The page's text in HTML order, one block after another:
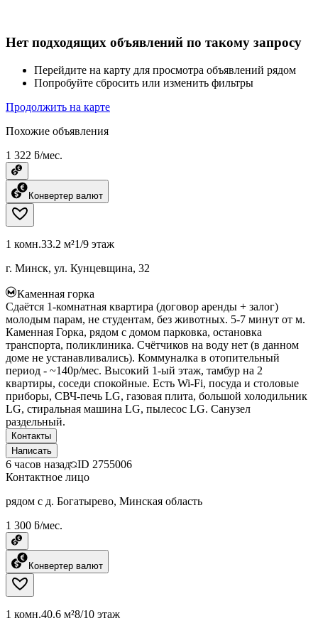
Нет подходящих объявлений по такому запросу
Перейдите на карту для просмотра объявлений рядом
Попробуйте сбросить или изменить фильтры
Продолжить на карте
Похожие объявления
1 322 ƃ/мес.
Конвертер валют
1 комн.33.2 м²1/9 этаж
г. Минск, ул. Кунцевщина, 32
Каменная горка
Сдаётся 1-комнатная квартира (договор аренды + залог)
молодым парам, не студентам, без животных. 5-7 минут от м.
Каменная Горка, рядом с домом парковка, остановка
транспорта, поликлиника. Счётчиков на воду нет (в данном
доме не устанавливались). Коммуналка в отопительный
период - ~140р/мес. Высокий 1-ый этаж, тамбур на 2
квартиры, соседи спокойные. Есть Wi-Fi, посуда и столовые
приборы, СВЧ-печь LG, газовая плита, большой холодильник
LG, стиральная машина LG, пылесос LG. Санузел
раздельный.
Контакты
Написать
6 часов назад ID 2755006
Контактное лицо
рядом с д. Богатырево, Минская область
1 300 ƃ/мес.
Конвертер валют
1 комн.40.6 м²8/10 этаж